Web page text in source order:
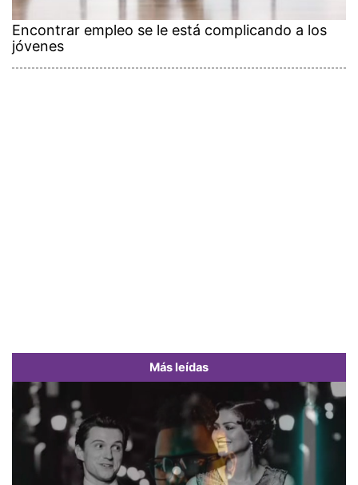
Encontrar empleo se le está complicando a los
jóvenes
Más leídas